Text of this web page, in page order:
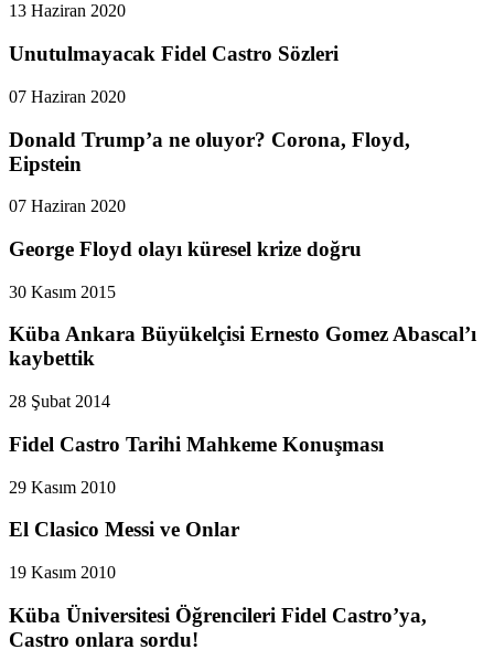
13 Haziran 2020
Unutulmayacak Fidel Castro Sözleri
07 Haziran 2020
Donald Trump’a ne oluyor? Corona, Floyd,
Eipstein
07 Haziran 2020
George Floyd olayı küresel krize doğru
30 Kasım 2015
Küba Ankara Büyükelçisi Ernesto Gomez Abascal’ı
kaybettik
28 Şubat 2014
Fidel Castro Tarihi Mahkeme Konuşması
29 Kasım 2010
El Clasico Messi ve Onlar
19 Kasım 2010
Küba Üniversitesi Öğrencileri Fidel Castro’ya,
Castro onlara sordu!